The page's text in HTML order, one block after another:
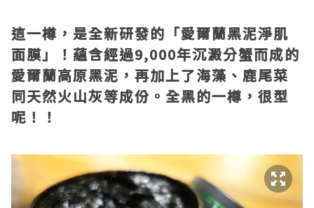
這一樽，是全新研發的「愛爾蘭黑泥淨肌
面膜」！蘊含經過9,000年沉澱分蟹而成的
愛爾蘭高原黑泥，再加上了海藻、鹿尾菜
同天然火山灰等成份。全黑的一樽，很型
呢！！